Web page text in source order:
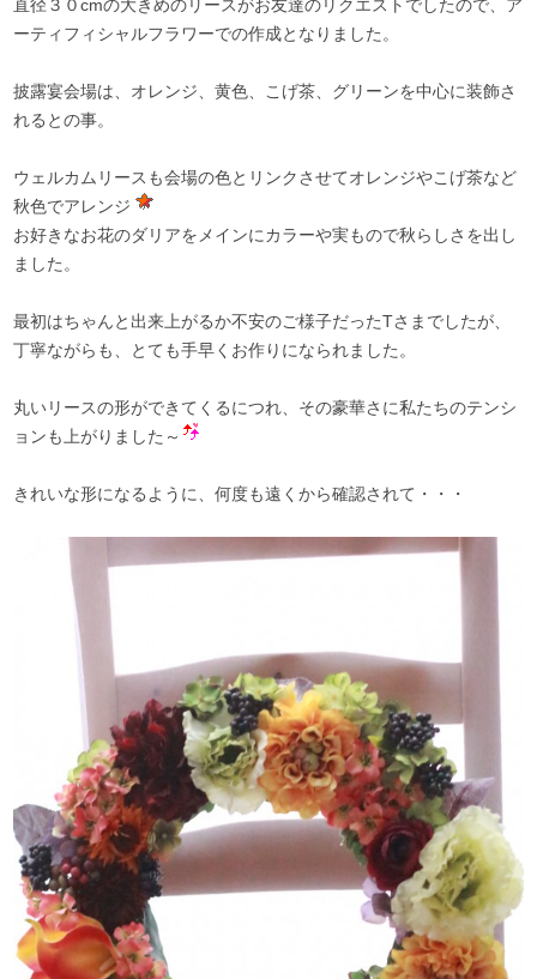
直径３０cmの大きめのリースがお友達のリクエストでしたので、ア
ーティフィシャルフラワーでの作成となりました。
披露宴会場は、オレンジ、黄色、こげ茶、グリーンを中心に装飾さ
れるとの事。
ウェルカムリースも会場の色とリンクさせてオレンジやこげ茶など
秋色でアレンジ
お好きなお花のダリアをメインにカラーや実もので秋らしさを出し
ました。
最初はちゃんと出来上がるか不安のご様子だったTさまでしたが、
丁寧ながらも、とても手早くお作りになられました。
丸いリースの形ができてくるにつれ、その豪華さに私たちのテンシ
ョンも上がりました～
きれいな形になるように、何度も遠くから確認されて・・・